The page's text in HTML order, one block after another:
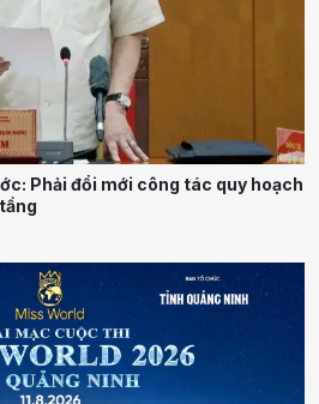
Phải đổi mới công tác quy hoạch